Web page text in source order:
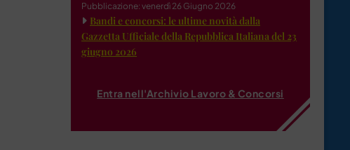
Pubblicazione: venerdì 26 Giugno 2026
Bandi e concorsi: le ultime novità dalla
Gazzetta Ufficiale della Repubblica Italiana del 23
giugno 2026
Entra nell'Archivio Lavoro & Concorsi